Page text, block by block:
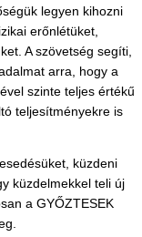
legyen kihozni
erőnlétüket,
A szövetség segíti,
arra, hogy a
szinte teljes értékű
teljesítményekre is
küzdeni
küzdelmekkel teli új
a GYŐZTESEK